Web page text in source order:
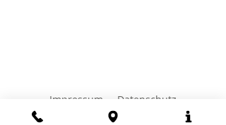
Impressum
Datenschutz
© 2026 T.Fischbach.